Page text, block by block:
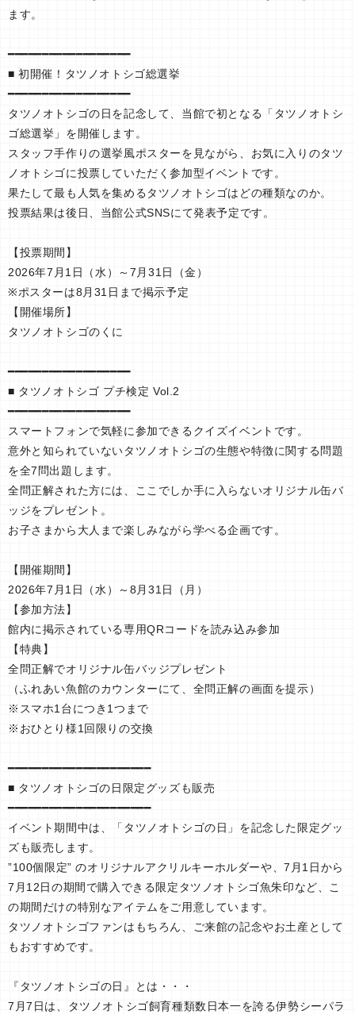
ます。
━━━━━━━━━━━━━━━━━━
■ 初開催！タツノオトシゴ総選挙
━━━━━━━━━━━━━━━━━━
タツノオトシゴの日を記念して、当館で初となる「タツノオトシ
ゴ総選挙」を開催します。
スタッフ手作りの選挙風ポスターを見ながら、お気に入りのタツ
ノオトシゴに投票していただく参加型イベントです。
果たして最も人気を集めるタツノオトシゴはどの種類なのか。
投票結果は後日、当館公式SNSにて発表予定です。
【投票期間】
2026年7月1日（水）～7月31日（金）
※ポスターは8月31日まで掲示予定
【開催場所】
タツノオトシゴのくに
━━━━━━━━━━━━━━━━━━
■ タツノオトシゴ プチ検定 Vol.2
━━━━━━━━━━━━━━━━━━
スマートフォンで気軽に参加できるクイズイベントです。
意外と知られていないタツノオトシゴの生態や特徴に関する問題
を全7問出題します。
全問正解された方には、ここでしか手に入らないオリジナル缶バ
ッジをプレゼント。
お子さまから大人まで楽しみながら学べる企画です。
【開催期間】
2026年7月1日（水）～8月31日（月）
【参加方法】
館内に掲示されている専用QRコードを読み込み参加
【特典】
全問正解でオリジナル缶バッジプレゼント
（ふれあい魚館のカウンターにて、全問正解の画面を提示）
※スマホ1台につき1つまで
※おひとり様1回限りの交換
━━━━━━━━━━━━━━━━━━━━━
■ タツノオトシゴの日限定グッズも販売
━━━━━━━━━━━━━━━━━━━━━
イベント期間中は、「タツノオトシゴの日」を記念した限定グッ
ズも販売します。
”100個限定” のオリジナルアクリルキーホルダーや、7月1日から
7月12日の期間で購入できる限定タツノオトシゴ魚朱印など、こ
の期間だけの特別なアイテムをご用意しています。
タツノオトシゴファンはもちろん、ご来館の記念やお土産として
もおすすめです。
『タツノオトシゴの日』とは・・・
7月7日は、タツノオトシゴ飼育種類数日本一を誇る伊勢シーパラ